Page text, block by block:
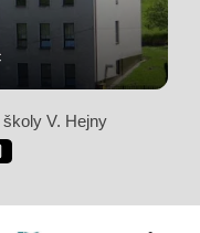
V. Hejny